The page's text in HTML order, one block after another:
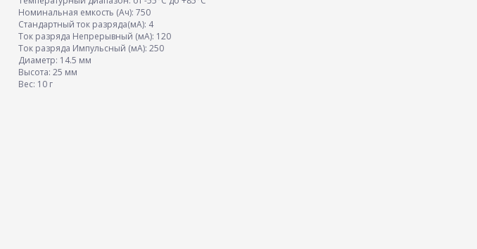
Номинальная емкость (Ач): 750
Стандартный ток разряда(мА): 4
Ток разряда Непрерывный (мА): 120
Ток разряда Импульсный (мА): 250
Диаметр: 14.5 мм
Высота: 25 мм
Вес: 10 г